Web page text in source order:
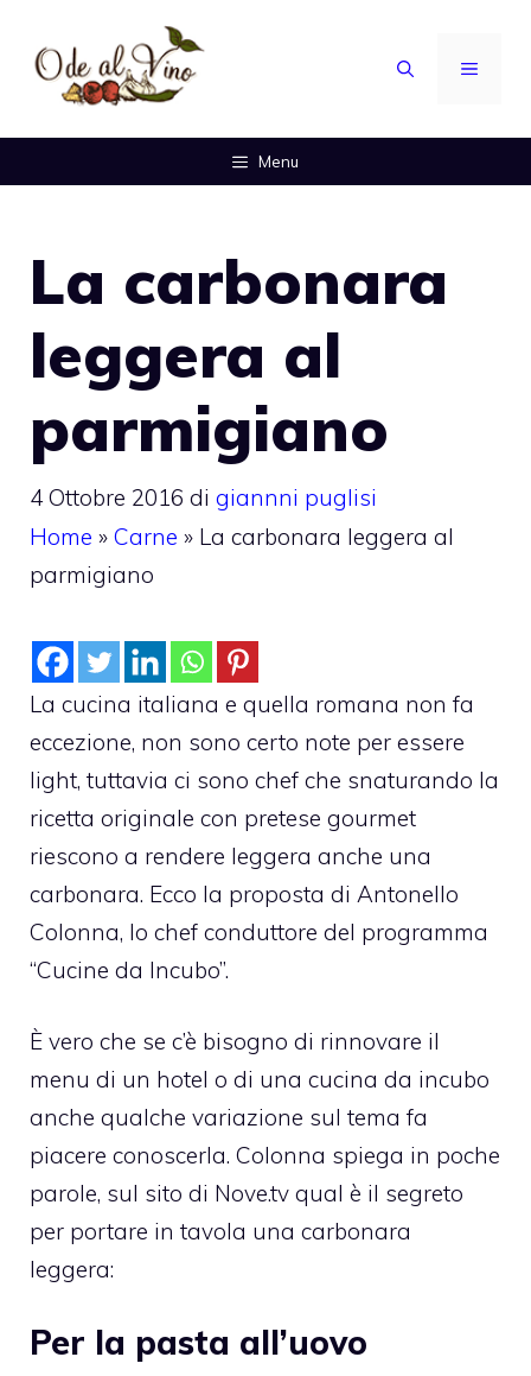
contenuto
MENU
Menu
La carbonara
leggera al
parmigiano
4 Ottobre 2016 di giannni puglisi
Home » Carne » La carbonara leggera al
parmigiano
La cucina italiana e quella romana non fa
eccezione, non sono certo note per essere
light, tuttavia ci sono chef che snaturando la
ricetta originale con pretese gourmet
riescono a rendere leggera anche una
carbonara. Ecco la proposta di Antonello
Colonna, lo chef conduttore del programma
“Cucine da Incubo”.
È vero che se c’è bisogno di rinnovare il
menu di un hotel o di una cucina da incubo
anche qualche variazione sul tema fa
piacere conoscerla. Colonna spiega in poche
parole, sul sito di Nove.tv qual è il segreto
per portare in tavola una carbonara
leggera:
Per la pasta all’uovo